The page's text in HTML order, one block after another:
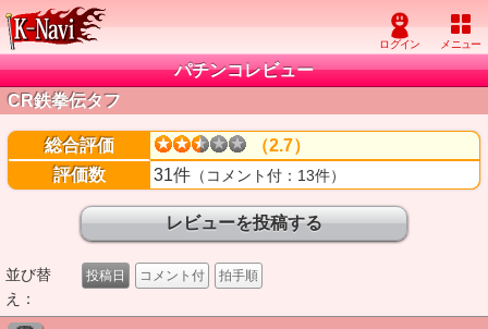
パチンコレビュー
CR鉄拳伝タフ
総合評価
（2.7）
評価数
31件 （コメント付：13件）
並び替
え：
投稿日 コメント付 拍手順